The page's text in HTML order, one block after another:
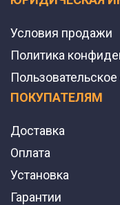
Условия продажи
Политика
ПОКУПАТЕЛЯМ
Доставка
Оплата
Установка
Гарантии